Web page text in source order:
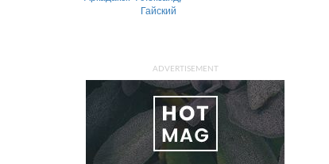
Гайский
ADVERTISEMENT